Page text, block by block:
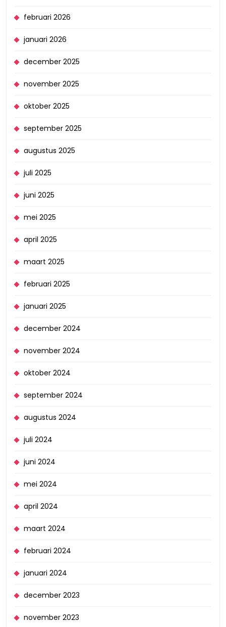
februari 2026
januari 2026
december 2025
november 2025
oktober 2025
september 2025
augustus 2025
juli 2025
juni 2025
mei 2025
april 2025
maart 2025
februari 2025
januari 2025
december 2024
november 2024
oktober 2024
september 2024
augustus 2024
juli 2024
juni 2024
mei 2024
april 2024
maart 2024
februari 2024
januari 2024
december 2023
november 2023